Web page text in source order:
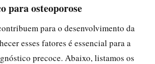
para osteoporose
para o desenvolvimento da
esses fatores é essencial para a
precoce. Abaixo, listamos os